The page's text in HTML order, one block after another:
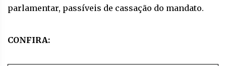
parlamentar, passíveis de cassação do mandato.
CONFIRA: